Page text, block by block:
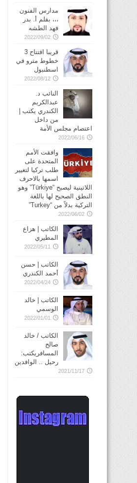
مدارس الفنون
،،، بقلم أ. بدر
فهد الطشه
2022/09/02
قريبا افتتاح 3
خطوط مترو في
2022/08/12
النائب د.
عبدالكريم
الكندري يكتب |
من داخل
اعتصام مجلس الأمة
2022/06/16
وافقت الأمم
المتحدة على
طلب تركيا لتغيير
اسمها بالاحرف
اللاتينية ليصبح “Türkiye” وهو
النطق الصحيح لها باللغة
التركية بدلاً من “Turkey”
2022/06/02
الكاتب | هزاع
المطيري
2022/05/11
الكاتب | حسن
أحمد الكندري
2022/04/24
الكاتب | خالد
الوسمي
2022/01/01
الكاتب / خالد
صالح
المسافريكتب:
رحيل .. الوافدين
2021/11/17